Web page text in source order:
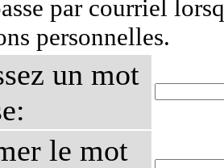
par courriel
personnelles.
un mot
le mot